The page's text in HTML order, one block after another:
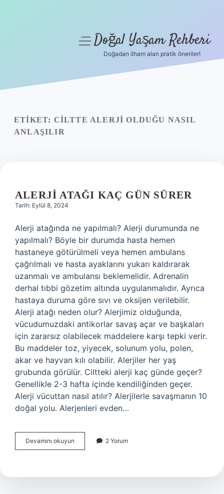
Yasal Uyarı
menüyüDoğal Yaşam Rehberi
Doğadan ilham alan pratik öneriler!
ETIKET: CILTTE ALERJI OLDUĞU NASIL
ANLAŞILIR
ALERJI ATAĞI KAÇ GÜN SÜRER
Tarih: Eylül 8, 2024
Alerji atağında ne yapılmalı? Alerji durumunda ne
yapılmalı? Böyle bir durumda hasta hemen
hastaneye götürülmeli veya hemen ambulans
çağrılmalı ve hasta ayaklarını yukarı kaldırarak
uzanmalı ve ambulansı beklemelidir. Adrenalin
derhal tıbbi gözetim altında uygulanmalıdır. Ayrıca
hastaya duruma göre sıvı ve oksijen verilebilir.
Alerji atağı neden olur? Alerjimiz olduğunda,
vücudumuzdaki antikorlar savaş açar ve başkaları
için zararsız olabilecek maddelere karşı tepki verir.
Bu maddeler toz, yiyecek, solunum yolu, polen,
akar ve hayvan kılı olabilir. Alerjiler her yaş
grubunda görülür. Ciltteki alerji kaç günde geçer?
Genellikle 2-3 hafta içinde kendiliğinden geçer.
Alerji vücuttan nasıl atılır? Alerjilerle savaşmanın 10
doğal yolu. Alerjenleri evden…
Devamını okuyun
Atağı
Sürer
2 Yorum